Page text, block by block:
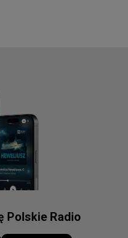
Polskie Radio